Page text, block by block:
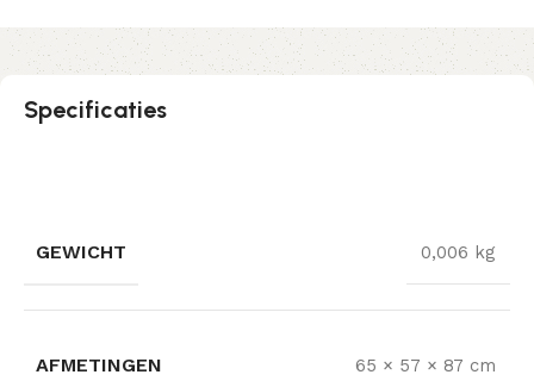
Specificaties
GEWICHT 0,006 kg
AFMETINGEN 65 × 57 × 87 cm